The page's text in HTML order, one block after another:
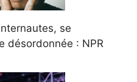
se
désordonnée : NPR